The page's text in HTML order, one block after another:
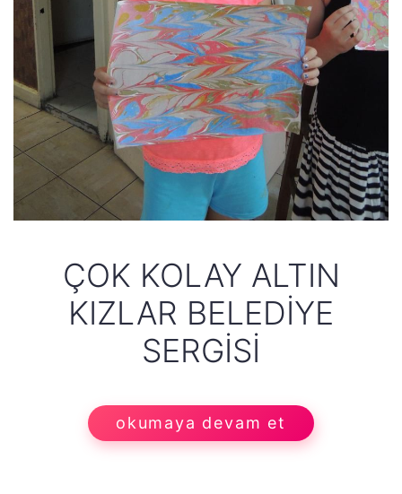
ÇOK KOLAY ALTIN
KIZLAR BELEDIYE
SERGISI
okumaya devam et